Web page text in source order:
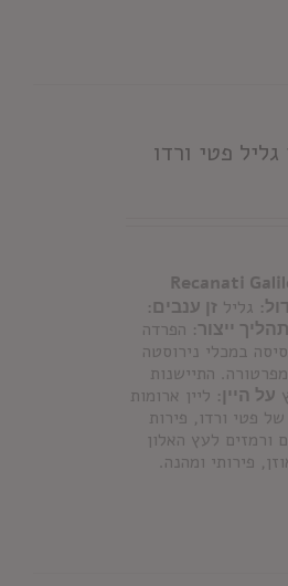
פטי ורדו
Recanati
גליל זן ענבים:
תהליך ייצור: הפרדה
במכלי נירוסטה
התיישנות
על היין: ליין ארומות
של פטי ורדו, פירות
ורמזים לעץ האלון
פירותי ומהנה.